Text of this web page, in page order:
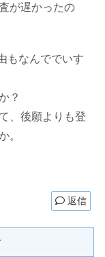
が遅かったの
もなんででいす
？
、後願よりも登
。
返信